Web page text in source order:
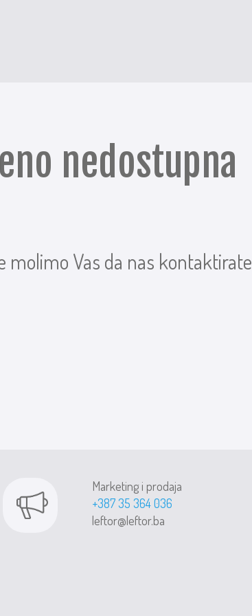
nedostupna
molimo Vas da nas kontaktirate
Marketing i prodaja
+387 35 364 036
leftor@leftor.ba